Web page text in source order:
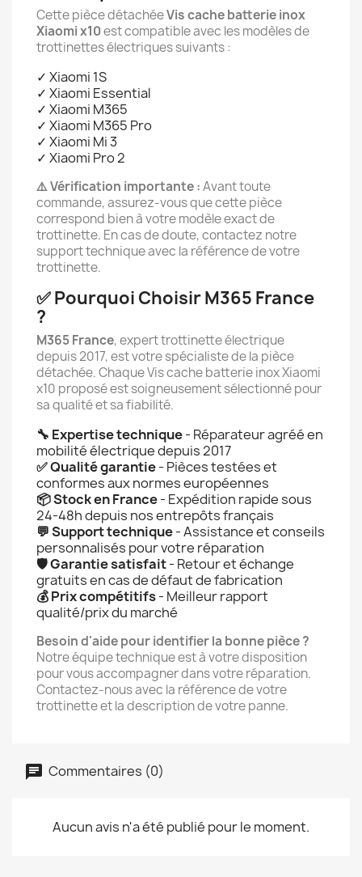
Cette pièce détachéeVis cache batterie inox
Xiaomi x10est compatible avec les modèles de
trottinettes électriques suivants :
✓ Xiaomi 1S
✓ Xiaomi Essential
✓ Xiaomi M365
✓ Xiaomi M365 Pro
✓ Xiaomi Mi 3
✓ Xiaomi Pro 2
⚠️ Vérification importante :Avant toute
commande, assurez-vous que cette pièce
correspond bien à votre modèle exact de
trottinette. En cas de doute, contactez notre
support technique avec la référence de votre
trottinette.
✅ Pourquoi Choisir M365 France
?
M365 France, expert trottinette électrique
depuis 2017, est votre spécialiste de la pièce
détachée. Chaque Vis cache batterie inox Xiaomi
x10 proposé est soigneusement sélectionné pour
sa qualité et sa fiabilité.
🔧 Expertise technique- Réparateur agréé en
mobilité électrique depuis 2017
✅ Qualité garantie- Pièces testées et
conformes aux normes européennes
📦 Stock en France- Expédition rapide sous
24-48h depuis nos entrepôts français
💬 Support technique- Assistance et conseils
personnalisés pour votre réparation
🛡️ Garantie satisfait- Retour et échange
gratuits en cas de défaut de fabrication
💰 Prix compétitifs- Meilleur rapport
qualité/prix du marché
Besoin d'aide pour identifier la bonne pièce ?
Notre équipe technique est à votre disposition
pour vous accompagner dans votre réparation.
Contactez-nous avec la référence de votre
trottinette et la description de votre panne.
Commentaires (0)
Aucun avis n'a été publié pour le moment.